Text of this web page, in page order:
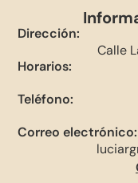
Dirección:
Calle
Horarios:
Teléfono:
Correo electrónico: